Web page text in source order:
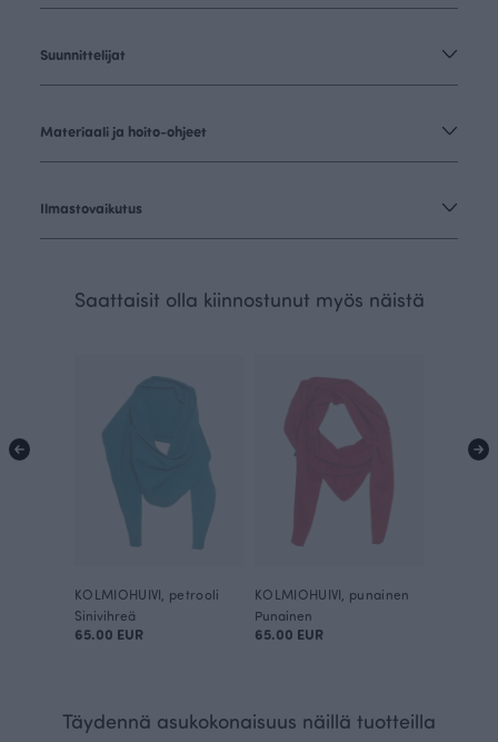
Suunnittelijat
Materiaali ja hoito-ohjeet
Ilmastovaikutus
Saattaisit olla kiinnostunut myös näistä
KOLMIOHUIVI, petrooli
Sinivihreä
65.00 EUR
KOLMIOHUIVI, punainen
Punainen
65.00 EUR
Täydennä asukokonaisuus näillä tuotteilla